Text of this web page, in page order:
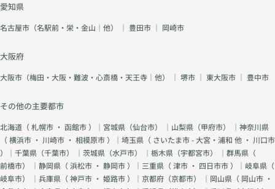
愛知県
名古屋市（名駅前・栄・金山｜他） ｜ 豊田市 ｜ 岡崎市
大阪府
大阪市（梅田・大阪・難波・心斎橋・天王寺｜他） ｜ 堺市 ｜ 東大阪市 ｜ 豊中市
その他の主要都市
北海道（札幌市 ・ 函館市）｜宮城県（仙台市） ｜山梨県（甲府市） ｜神奈川県
（横浜市 ・ 川崎市 ・ 相模原市）｜埼玉県（ さいたま市 - 大宮・浦和 他 ・ 川口市
）｜千葉県（千葉市） ｜茨城県（水戸市） ｜栃木県（宇都宮市） ｜群馬県（
前橋市） ｜静岡県（浜松市 ・ 静岡市）｜三重県（津市 ・ 四日市市）｜岐阜県（
岐阜市） ｜兵庫県（神戸市 ・ 姫路市）｜京都府（京都市） ｜岡山県（ 岡山市 ・